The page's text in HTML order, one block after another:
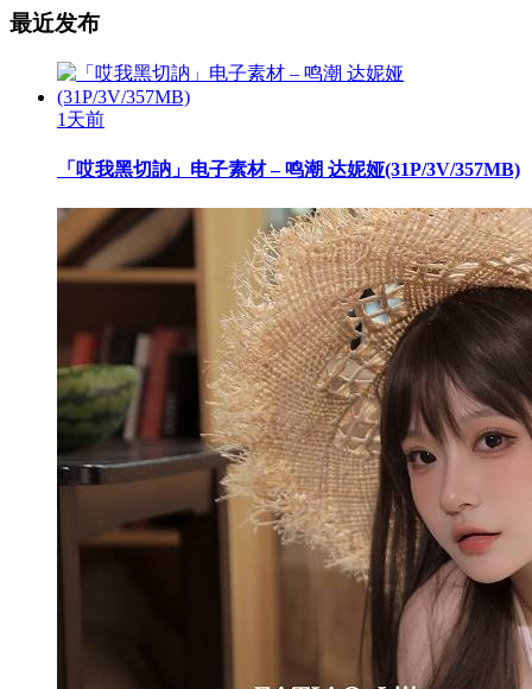
最近发布
1天前
「哎我黑切訥」电子素材 – 鸣潮 达妮娅(31P/3V/357MB)